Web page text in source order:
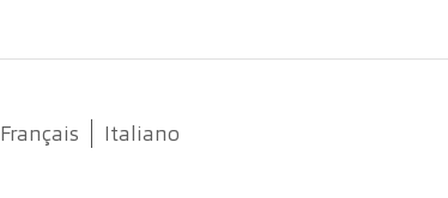
Français Italiano